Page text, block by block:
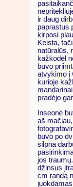
ir daug
paprastus
kirposi
Keista,
natūralūs,
kažkodėl
buvo
atvykimo į
kurioje
pradėjo
Inseonė
aš
buvo po
silpna
jos
džinsus
cm randą